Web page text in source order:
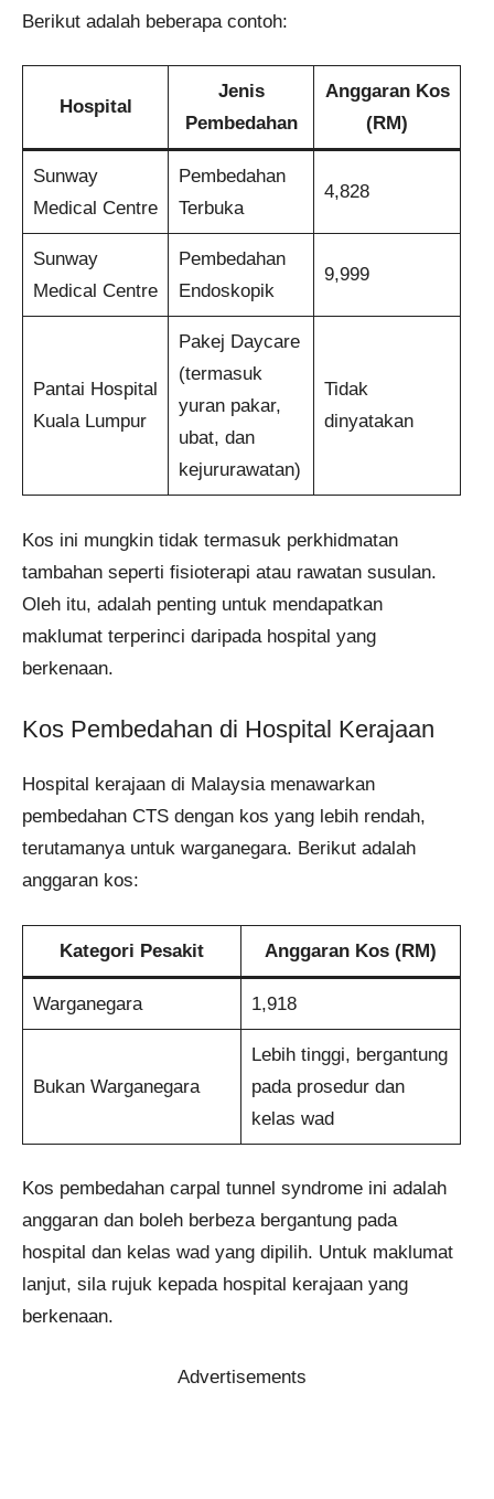
Berikut adalah beberapa contoh:
Hospital
Jenis
Pembedahan
Anggaran Kos
(RM)
Sunway
Medical Centre
Pembedahan
Terbuka
4,828
Sunway
Medical Centre
Pembedahan
Endoskopik
9,999
Pantai Hospital
Kuala Lumpur
Pakej Daycare
(termasuk
yuran pakar,
ubat, dan
kejururawatan)
Tidak
dinyatakan
Kos ini mungkin tidak termasuk perkhidmatan
tambahan seperti fisioterapi atau rawatan susulan.
Oleh itu, adalah penting untuk mendapatkan
maklumat terperinci daripada hospital yang
berkenaan.
Kos Pembedahan di Hospital Kerajaan
Hospital kerajaan di Malaysia menawarkan
pembedahan CTS dengan kos yang lebih rendah,
terutamanya untuk warganegara. Berikut adalah
anggaran kos:
Kategori Pesakit Anggaran Kos (RM)
Warganegara 1,918
Bukan Warganegara
Lebih tinggi, bergantung
pada prosedur dan
kelas wad
Kos pembedahan carpal tunnel syndrome ini adalah
anggaran dan boleh berbeza bergantung pada
hospital dan kelas wad yang dipilih. Untuk maklumat
lanjut, sila rujuk kepada hospital kerajaan yang
berkenaan.
Advertisements